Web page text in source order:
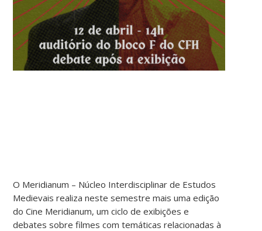
O Meridianum – Núcleo Interdisciplinar de Estudos
Medievais realiza neste semestre mais uma edição
do Cine Meridianum, um ciclo de exibições e
debates sobre filmes com temáticas relacionadas à